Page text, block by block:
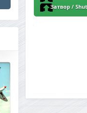
WEBRip 1080p |
Затвор /